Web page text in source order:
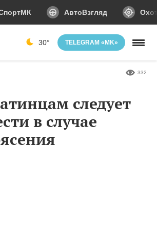
АвтоВзгляд
30° TELEGRAM «MK»
332
следует
в случае